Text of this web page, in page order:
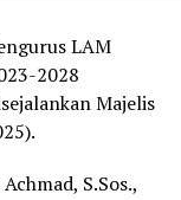
LAM
2028
Majelis
S.Sos.,